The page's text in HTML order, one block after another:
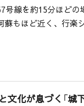
線を約15分ほどの
蘇もほど近く、行楽
文化が息づく「城